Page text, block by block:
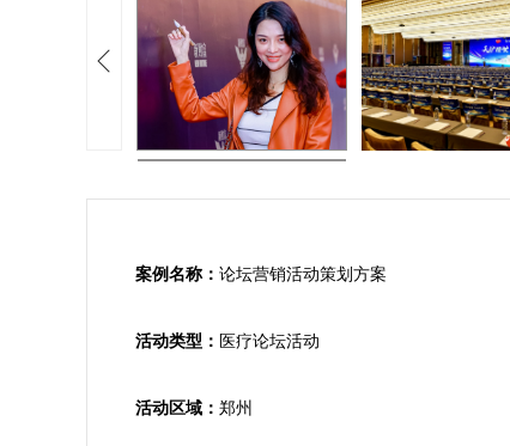
案例名称： 论坛营销活动策划方案
活动类型： 医疗论坛活动
活动区域： 郑州